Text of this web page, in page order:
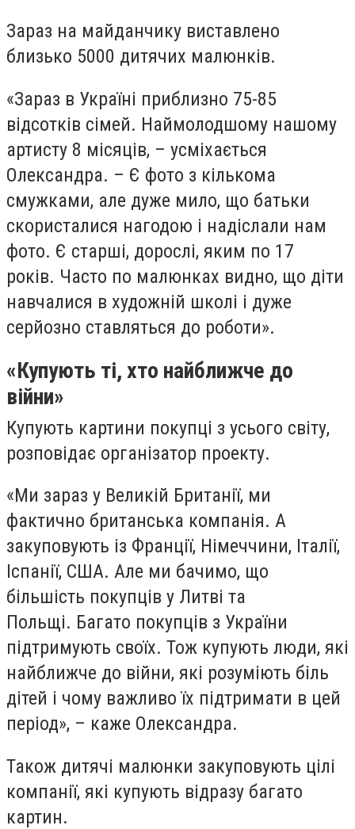
Зараз на майданчику виставлено
близько 5000 дитячих малюнків.
«Зараз в Україні приблизно 75-85
відсотків сімей. Наймолодшому нашому
артисту 8 місяців, – усміхається
Олександра. – Є фото з кількома
смужками, але дуже мило, що батьки
скористалися нагодою і надіслали нам
фото. Є старші, дорослі, яким по 17
років. Часто по малюнках видно, що діти
навчалися в художній школі і дуже
серйозно ставляться до роботи».
«Купують ті, хто найближче до
війни»
Купують картини покупці з усього світу,
розповідає організатор проекту.
«Ми зараз у Великій Британії, ми
фактично британська компанія. А
закуповують із Франції, Німеччини, Італії,
Іспанії, США. Але ми бачимо, що
більшість покупців у Литві та
Польщі. Багато покупців з України
підтримують своїх. Тож купують люди, які
найближче до війни, які розуміють біль
дітей і чому важливо їх підтримати в цей
період», – каже Олександра.
Також дитячі малюнки закуповують цілі
компанії, які купують відразу багато
картин.